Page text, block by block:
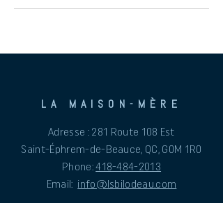
LA MAISON-MÈRE
Adresse : 281 Route 108 Est
Saint-Éphrem-de-Beauce, QC, G0M 1R0
Phone:418-484-2013
Email: info@lsbilodeau.com